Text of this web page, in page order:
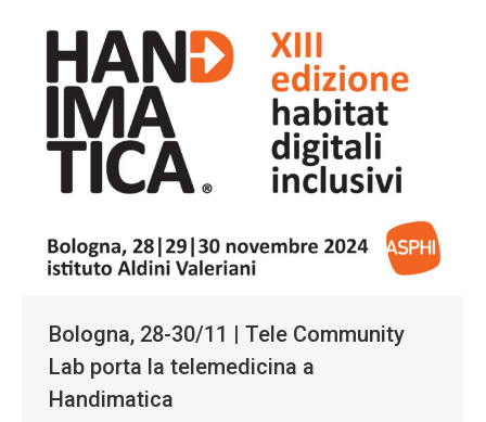
Bologna, 28-30/11 | Tele Community
Lab porta la telemedicina a
Handimatica